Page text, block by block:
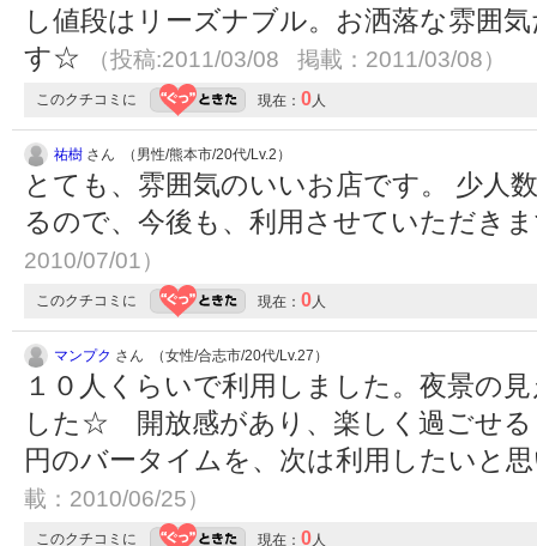
し値段はリーズナブル。お洒落な雰囲
す☆
（投稿:2011/03/08 掲載：2011/03/08）
このクチコミに 現在： 0人
祐樹 さん （男性/熊本市/20代/Lv.2）
とても、雰囲気のいいお店です。 少人
るので、今後も、利用させていただき
2010/07/01）
このクチコミに 現在： 0人
マンプク さん （女性/合志市/20代/Lv.27）
１０人くらいで利用しました。夜景の
した☆ 開放感があり、楽しく過ごせる
円のバータイムを、次は利用したいと
載：2010/06/25）
このクチコミに 現在： 0人